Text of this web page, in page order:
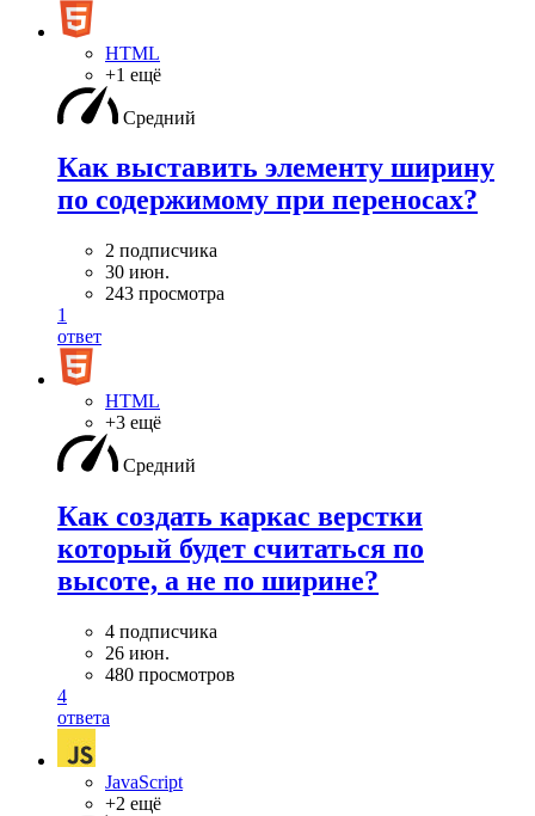
HTML
+1 ещё
Средний
Как выставить элементу ширину
по содержимому при переносах?
2 подписчика
30 июн.
243 просмотра
1
ответ
HTML
+3 ещё
Средний
Как создать каркас верстки
который будет считаться по
высоте, а не по ширине?
4 подписчика
26 июн.
480 просмотров
4
ответа
JavaScript
+2 ещё